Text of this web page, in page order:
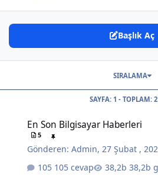
Başlık Aç
SAYFA: 1 - TOPLAM:
SIRALAMA
En Son Bilgisayar Haberleri
5
Gönderen:Admin,27 Şubat ,
105 cevap
38,2b